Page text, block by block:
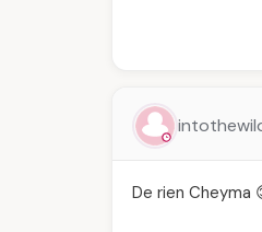
De rien Cheyma